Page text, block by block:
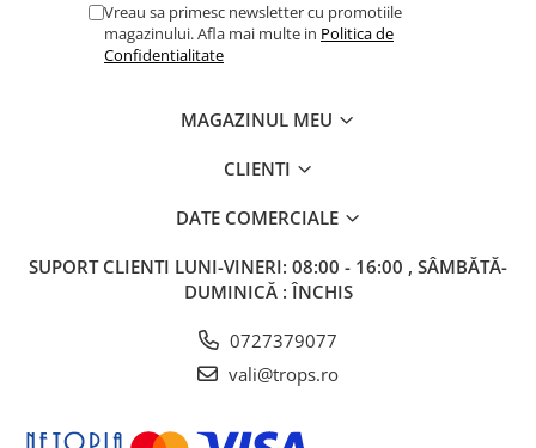
Vreau sa primesc newsletter cu promotiile
magazinului. Afla mai multe in Politica de
Confidentialitate
MAGAZINUL MEU
CLIENTI
DATE COMERCIALE
SUPORT CLIENTI LUNI-VINERI: 08:00 - 16:00 , SÂMBĂTĂ-
DUMINICĂ : ÎNCHIS
0727379077
vali@trops.ro